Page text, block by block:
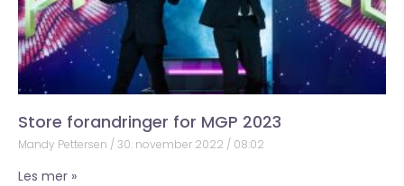
Store forandringer for MGP 2023
Mandy Pettersen 30. november 2022 08:02
Les mer »